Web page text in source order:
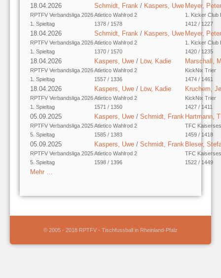
18.04.2026
RPTFV Verbandsliga 2026
1. Spieltag
Schmidt, Frank / Kaspers, Uwe
Atletico Wahlrod 2
1378 / 1578
Meyer, Peter
1. Kicker Club
1412 / 1227
18.04.2026
RPTFV Verbandsliga 2026
1. Spieltag
Schmidt, Frank / Kaspers, Uwe
Atletico Wahlrod 2
1370 / 1570
Meyer, Peter
1. Kicker Club
1420 / 1235
18.04.2026
RPTFV Verbandsliga 2026
1. Spieltag
Kaspers, Uwe / Löw, Kadie
Atletico Wahlrod 2
1557 / 1336
Marschall,
KickNix Trier
1474 / 1461
18.04.2026
RPTFV Verbandsliga 2026
1. Spieltag
Kaspers, Uwe / Löw, Kadie
Atletico Wahlrod 2
1571 / 1350
Kruchem,
KickNix Trier
1427 / 1411
05.09.2025
RPTFV Verbandsliga 2025
5. Spieltag
Kaspers, Uwe / Schmidt, Frank
Atletico Wahlrod 2
1585 / 1383
Hartmann,
TFC
1459 / 1418
05.09.2025
RPTFV Verbandsliga 2025
5. Spieltag
Kaspers, Uwe / Schmidt, Frank
Atletico Wahlrod 2
1598 / 1396
Bleser,
TFC
1522 / 1449
Mehr …
© 2005 - 2018 RPTFV - Tischfussball in Rheinland-Pfalz